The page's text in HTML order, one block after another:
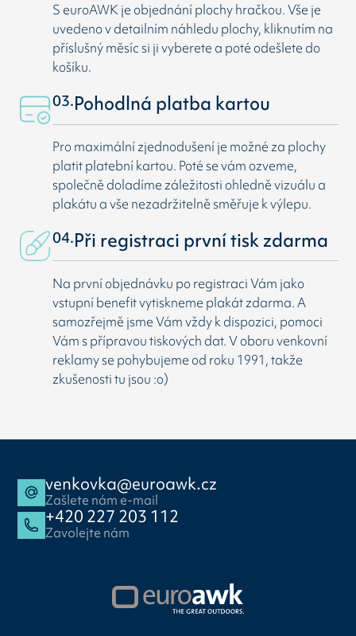
S euroAWK je objednání plochy hračkou. Vše je
uvedeno v detailním náhledu plochy, kliknutím na
příslušný měsíc si ji vyberete a poté odešlete do
košíku.
03.Pohodlná platba kartou
Pro maximální zjednodušení je možné za plochy
platit platební kartou. Poté se vám ozveme,
společně doladíme záležitosti ohledně vizuálu a
plakátu a vše nezadržitelně směřuje k výlepu.
04.Při registraci první tisk zdarma
Na první objednávku po registraci Vám jako
vstupní benefit vytiskneme plakát zdarma. A
samozřejmě jsme Vám vždy k dispozici, pomoci
Vám s přípravou tiskových dat. V oboru venkovní
reklamy se pohybujeme od roku 1991, takže
zkušenosti tu jsou :o)
venkovka@euroawk.cz
Zašlete nám e-mail
+420 227 203 112
Zavolejte nám